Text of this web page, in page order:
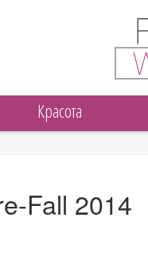
Красота
Fall 2014